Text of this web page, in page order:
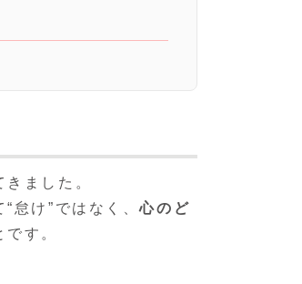
ました。
怠け”ではなく、心のど
す。